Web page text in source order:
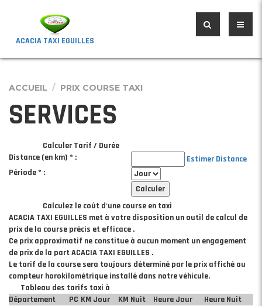
ACACIA TAXI EGUILLES
ACCUEIL PRIX COURSE TAXI
SERVICES
Calculer Tarif / Durée
Distance (en km) * :
Estimer Distance
Période * :
Calculez le coût d'une course en taxi
ACACIA TAXI EGUILLES met à votre disposition un outil de calcul de
prix de la course précis et efficace .
Ce prix approximatif ne constitue à aucun moment un engagement
de prix de la part ACACIA TAXI EGUILLES .
Le tarif de la course sera toujours déterminé par le prix affiché au
compteur horokilométrique installé dans notre véhicule.
Tableau des tarifs taxi à
Département
PC KM Jour KM Nuit Heure Jour Heure Nuit